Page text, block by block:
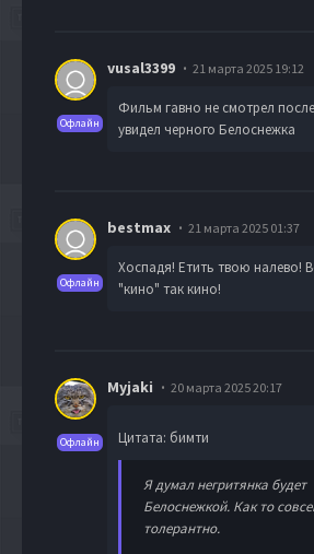
Офлайн
vusal3399 21 марта 2025 19:12
Фильм гавно не смотрел
увидел черного Белоснежка
Офлайн
bestmax 21 марта 2025 01:37
Хоспадя! Етить твою налево!
"кино" так кино!
Офлайн
Myjaki 20 марта 2025 20:17
Цитата: бимти
Я думал негритянка будет
Белоснежкой. Как то
толерантно.